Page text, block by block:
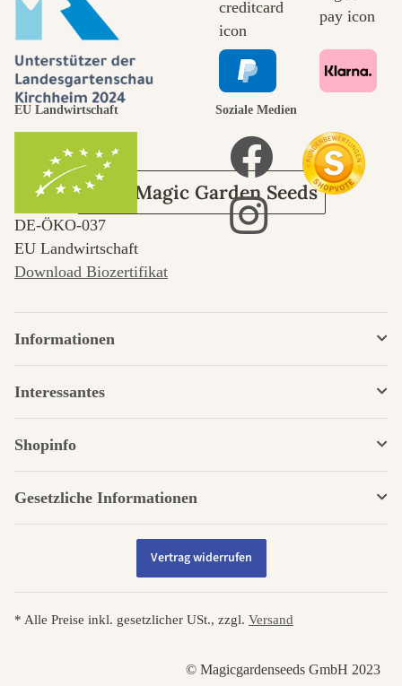
selbst führt
durch den
Garten
Über Magic Garden Seeds
EU Landwirtschaft
DE‑ÖKO‑037
EU Landwirtschaft
Download Biozertifikat
Soziale Medien
Informationen
Interessantes
Shopinfo
Gesetzliche Informationen
Vertrag widerrufen
* Alle Preise inkl. gesetzlicher USt., zzgl. Versand
© Magicgardenseeds GmbH 2023